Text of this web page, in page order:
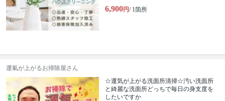
6,900円/ 1箇所
運氣が上がるお掃除屋さん
☆運気が上がる洗面所清掃☆汚い洗面所
と綺麗な洗面所どっちで毎日の身支度を
したいですか